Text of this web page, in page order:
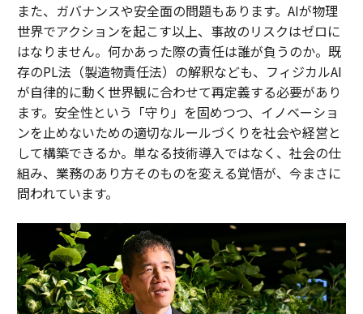
また、ガバナンスや安全面の問題もあります。AIが物理
世界でアクションを起こす以上、事故のリスクはゼロに
はなりません。何かあった際の責任は誰が負うのか。既
存のPL法（製造物責任法）の解釈なども、フィジカルAI
が自律的に動く世界観に合わせて再定義する必要があり
ます。安全性という「守り」を固めつつ、イノベーショ
ンを止めないための適切なルールづくりを社会や経営と
して構築できるか。単なる技術導入ではなく、社会の仕
組み、業務のあり方そのものを変える覚悟が、今まさに
問われています。